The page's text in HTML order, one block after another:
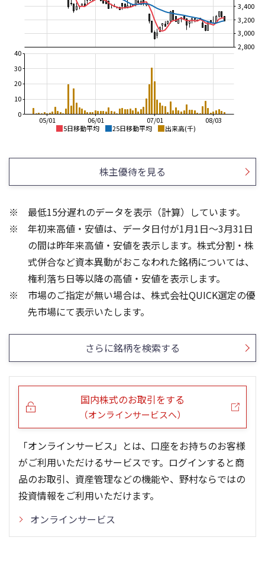
5日移動平均 25日移動平均 出来高(千)
08/03
07/01
06/01
05/01
2,800
3,000
3,200
3,400
0
10
20
30
40
25/12
25/10
25/08
25/06
25/04
1,500
2,000
2,500
3,500
4,000
4,500
24/01
23/01
22/01
1,000
2,000
3,000
6,000
7,000
8,000
株主優待を見る
最低15分遅れのデータを表示（計算）しています。
年初来高値・安値は、データ日付が1月1日～3月31日
の間は昨年来高値・安値を表示します。株式分割・株
式併合など資本異動がおこなわれた銘柄については、
権利落ち日等以降の高値・安値を表示します。
市場のご指定が無い場合は、株式会社QUICK選定の優
先市場にて表示いたします。
さらに銘柄を検索する
国内株式のお取引をする
（オンラインサービスへ）
「オンラインサービス」とは、口座をお持ちのお客様
がご利用いただけるサービスです。ログインすると商
品のお取引、資産管理などの機能や、野村ならではの
投資情報をご利用いただけます。
オンラインサービス